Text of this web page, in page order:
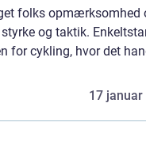
folks opmærksomhed
og taktik.
for cykling, hvor det
17 januar